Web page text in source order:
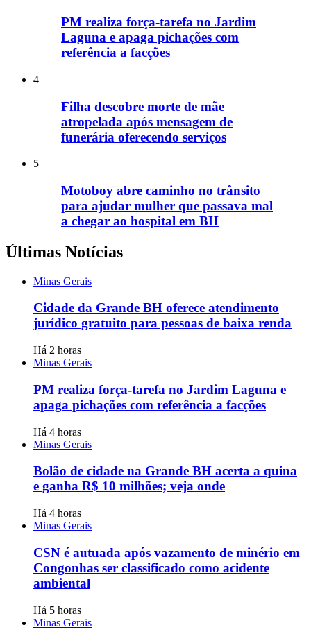
PM realiza força-tarefa no Jardim
Laguna e apaga pichações com
referência a facções
4
Filha descobre morte de mãe
atropelada após mensagem de
funerária oferecendo serviços
5
Motoboy abre caminho no trânsito
para ajudar mulher que passava mal
a chegar ao hospital em BH
Últimas Notícias
Minas Gerais
Cidade da Grande BH oferece atendimento
jurídico gratuito para pessoas de baixa renda
Há 2 horas
Minas Gerais
PM realiza força-tarefa no Jardim Laguna e
apaga pichações com referência a facções
Há 4 horas
Minas Gerais
Bolão de cidade na Grande BH acerta a quina
e ganha R$ 10 milhões; veja onde
Há 4 horas
Minas Gerais
CSN é autuada após vazamento de minério em
Congonhas ser classificado como acidente
ambiental
Há 5 horas
Minas Gerais